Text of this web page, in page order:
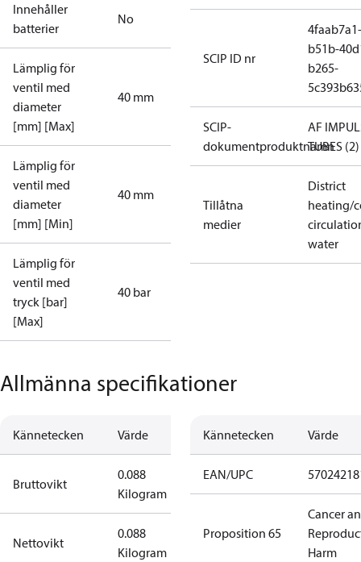
Innehåller
batterier
No
Lämplig för
ventil med
diameter
[mm] [Max]
40 mm
Lämplig för
ventil med
diameter
[mm] [Min]
40 mm
Lämplig för
ventil med
tryck [bar]
[Max]
40 bar
SCIP ID nr
4faab7a1-
b51b-
b265-
SCIP-
dokumentproduktnamn
AF
TUBES (2)
Tillåtna
medier
District
heating/
water
Allmänna specifikationer
Kännetecken Värde
Bruttovikt
0.088
Kilogram
Nettovikt
0.088
Kilogram
Kännetecken Värde
EAN/UPC
Proposition 65
Cancer
Harm